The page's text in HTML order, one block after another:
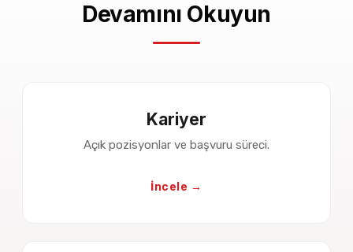
Devamını Okuyun
Kariyer
Açık pozisyonlar ve başvuru süreci.
İncele →